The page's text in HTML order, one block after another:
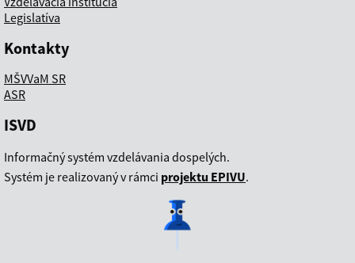
Legislatíva
Kontakty
MŠVVaM SR
ASR
ISVD
Informačný systém vzdelávania dospelých.
Systém je realizovaný v rámci projektu EPIVU.